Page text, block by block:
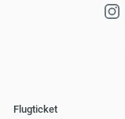
Flugticket